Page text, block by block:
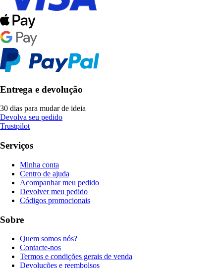
Entrega e devolução
30 dias para mudar de ideia
Devolva seu pedido
Trustpilot
Serviços
Minha conta
Centro de ajuda
Acompanhar meu pedido
Devolver meu pedido
Códigos promocionais
Sobre
Quem somos nós?
Contacte-nos
Termos e condições gerais de venda
Devoluções e reembolsos